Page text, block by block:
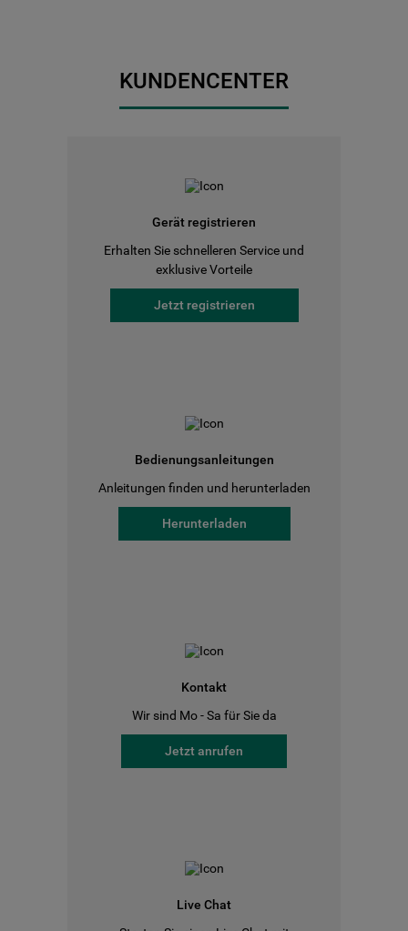
KUNDENCENTER
Gerät registrieren
Erhalten Sie schnelleren Service und
exklusive Vorteile
Jetzt registrieren
Bedienungsanleitungen
Anleitungen finden und herunterladen
Herunterladen
Kontakt
Wir sind Mo - Sa für Sie da
Jetzt anrufen
Live Chat